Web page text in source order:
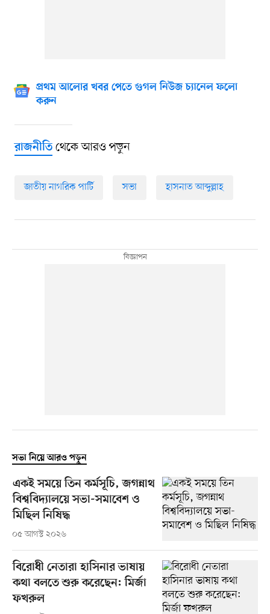
প্রথম আলোর খবর পেতে গুগল নিউজ চ্যানেল ফলো
করুন
রাজনীতিথেকে আরও পড়ুন
জাতীয় নাগরিক পার্টি সভা হাসনাত আব্দুল্লাহ
সভা নিয়ে আরও পড়ুন
একই সময়ে তিন কর্মসূচি, জগন্নাথ
বিশ্ববিদ্যালয়ে সভা-সমাবেশ ও
মিছিল নিষিদ্ধ
০৫ আগস্ট ২০২৬
বিরোধী নেতারা হাসিনার ভাষায়
কথা বলতে শুরু করেছেন: মির্জা
ফখরুল